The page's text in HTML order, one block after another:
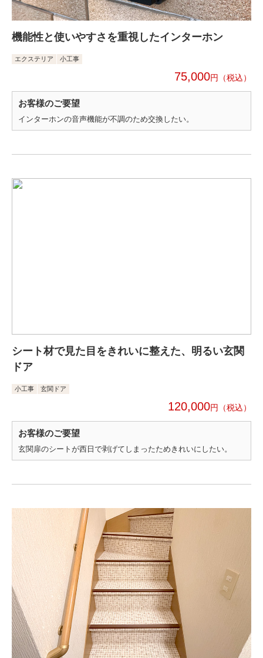
機能性と使いやすさを重視したインターホン
エクステリア 小工事
75,000円
お客様のご要望
インターホンの音声機能が不調のため交換したい。
シート材で見た目をきれいに整えた、明るい玄関
ドア
小工事 玄関ドア
120,000円
お客様のご要望
玄関扉のシートが西日で剥げてしまったためきれいにしたい。